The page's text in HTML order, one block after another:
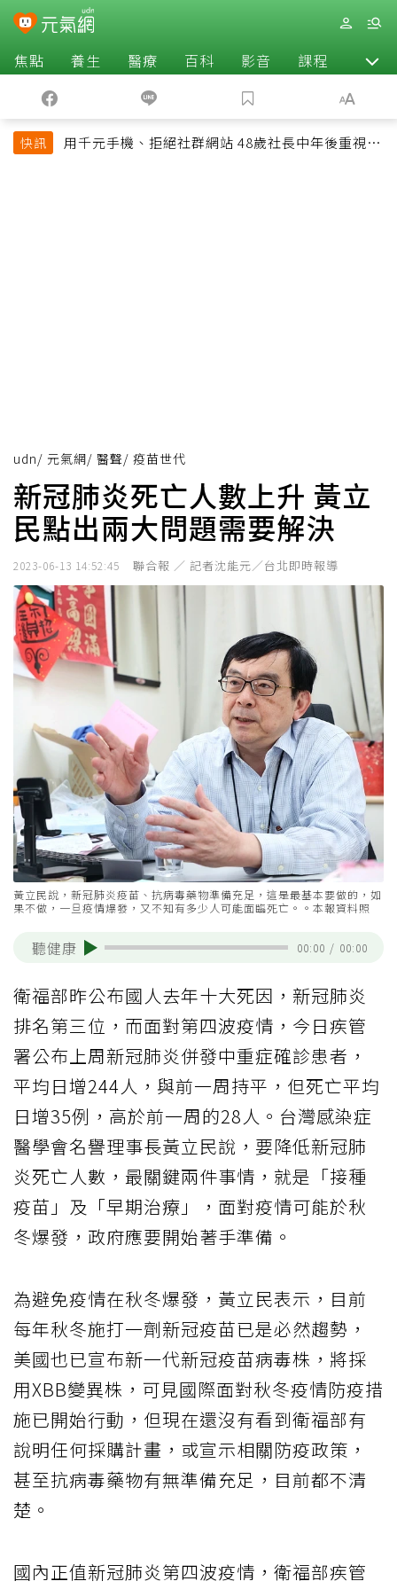
焦點 養生 醫療 百科 影音 課程 退休
快訊
用千元手機、拒絕社群網站 48歲社長中年後重視和
udn/ 元氣網/ 醫聲/ 疫苗世代
新冠肺炎死亡人數上升 黃立
民點出兩大問題需要解決
2023-06-13 14:52:45 聯合報 ／ 記者沈能元／台北即時報導
黃立民說，新冠肺炎疫苗、抗病毒藥物準備充足，這是最基本要做的，如
果不做，一旦疫情爆發，又不知有多少人可能面臨死亡。。本報資料照
聽健康 00:00 / 00:00
衛福部昨公布國人去年十大死因，新冠肺炎
排名第三位，而面對第四波疫情，今日疾管
署公布上周新冠肺炎併發中重症確診患者，
平均日增244人，與前一周持平，但死亡平均
日增35例，高於前一周的28人。台灣感染症
醫學會名譽理事長黃立民說，要降低新冠肺
炎死亡人數，最關鍵兩件事情，就是「接種
疫苗」及「早期治療」，面對疫情可能於秋
冬爆發，政府應要開始著手準備。
為避免疫情在秋冬爆發，黃立民表示，目前
每年秋冬施打一劑新冠疫苗已是必然趨勢，
美國也已宣布新一代新冠疫苗病毒株，將採
用XBB變異株，可見國際面對秋冬疫情防疫措
施已開始行動，但現在還沒有看到衛福部有
說明任何採購計畫，或宣示相關防疫政策，
甚至抗病毒藥物有無準備充足，目前都不清
楚。
國內正值新冠肺炎第四波疫情，衛福部疾管